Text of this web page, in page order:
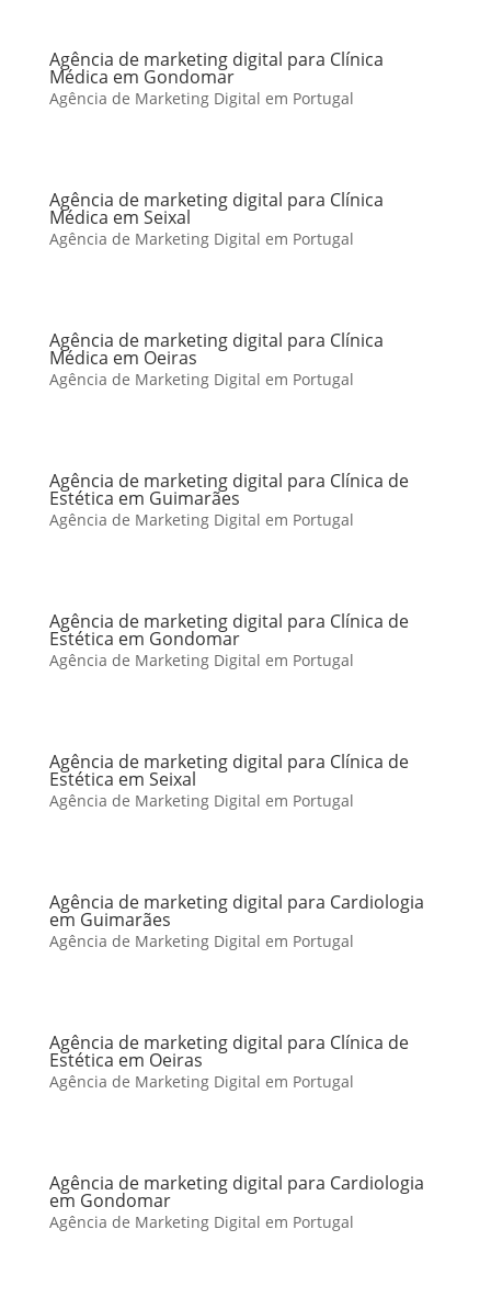
Agência de marketing digital para Clínica
Médica em Gondomar
Agência de Marketing Digital em Portugal
Agência de marketing digital para Clínica
Médica em Seixal
Agência de Marketing Digital em Portugal
Agência de marketing digital para Clínica
Médica em Oeiras
Agência de Marketing Digital em Portugal
Agência de marketing digital para Clínica de
Estética em Guimarães
Agência de Marketing Digital em Portugal
Agência de marketing digital para Clínica de
Estética em Gondomar
Agência de Marketing Digital em Portugal
Agência de marketing digital para Clínica de
Estética em Seixal
Agência de Marketing Digital em Portugal
Agência de marketing digital para Cardiologia
em Guimarães
Agência de Marketing Digital em Portugal
Agência de marketing digital para Clínica de
Estética em Oeiras
Agência de Marketing Digital em Portugal
Agência de marketing digital para Cardiologia
em Gondomar
Agência de Marketing Digital em Portugal